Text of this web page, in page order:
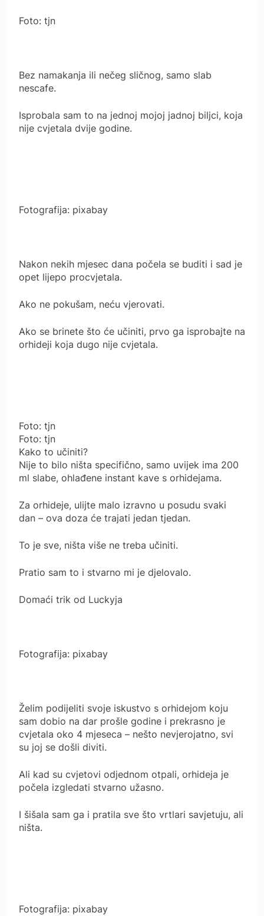
Foto: tjn
Bez namakanja ili nečeg sličnog, samo slab
nescafe.
Isprobala sam to na jednoj mojoj jadnoj biljci, koja
nije cvjetala dvije godine.
Fotografija: pixabay
Nakon nekih mjesec dana počela se buditi i sad je
opet lijepo procvjetala.
Ako ne pokušam, neću vjerovati.
Ako se brinete što će učiniti, prvo ga isprobajte na
orhideji koja dugo nije cvjetala.
Foto: tjn
Foto: tjn
Kako to učiniti?
Nije to bilo ništa specifično, samo uvijek ima 200
ml slabe, ohlađene instant kave s orhidejama.
Za orhideje, ulijte malo izravno u posudu svaki
dan – ova doza će trajati jedan tjedan.
To je sve, ništa više ne treba učiniti.
Pratio sam to i stvarno mi je djelovalo.
Domaći trik od Luckyja
Fotografija: pixabay
Želim podijeliti svoje iskustvo s orhidejom koju
sam dobio na dar prošle godine i prekrasno je
cvjetala oko 4 mjeseca – nešto nevjerojatno, svi
su joj se došli diviti.
Ali kad su cvjetovi odjednom otpali, orhideja je
počela izgledati stvarno užasno.
I šišala sam ga i pratila sve što vrtlari savjetuju, ali
ništa.
Fotografija: pixabay